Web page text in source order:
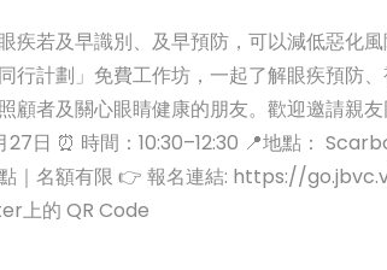
疾若及早識別、及早預防，可以減低惡化
行計劃」免費工作坊，一起了解眼疾預防
顧者及關心眼睛健康的朋友。歡迎邀請親
27日 ⏰ 時間：10:30–12:30 📍地點：
｜名額有限 👉 報名連結: https://
上的 QR Code